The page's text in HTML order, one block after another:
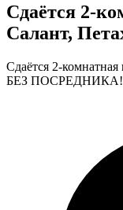
Сдаётся 2-
Салант,
Сдаётся 2-
БЕЗ ПОСРЕДНИКА!